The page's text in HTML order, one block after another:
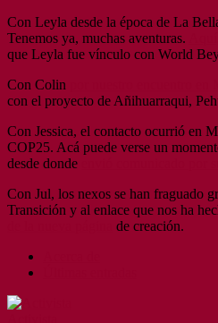
Con Leyla desde la época de La
Tenemos ya, muchas aventuras.
que Leyla fue vínculo con World
Con Colin
con el proyecto de Añihuarraqui,
Con Jessica, el contacto ocurrió en
COP25. Acá puede verse un
desde donde
Con Jul, los nexos se han fraguado
Transición y al enlace que nos ha
de creación.